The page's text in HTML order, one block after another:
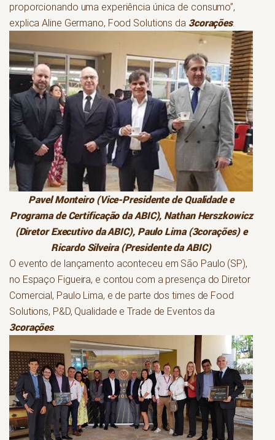
proporcionando uma experiência única de consumo”,
explica Aline Germano, Food Solutions da 3corações.
Pavel Monteiro (Vice-Presidente de Qualidade e
Programa de Certificação da ABIC), Nathan Herszkowicz
(Diretor Executivo da ABIC), Paulo Lima (3corações) e
Ricardo Silveira (Presidente da ABIC)
O evento de lançamento aconteceu em São Paulo (SP),
no Espaço Figueira, e contou com a presença do Diretor
Comercial, Paulo Lima, e de parte dos times de Food
Solutions, P&D, Qualidade e Trade de Eventos da
3corações.